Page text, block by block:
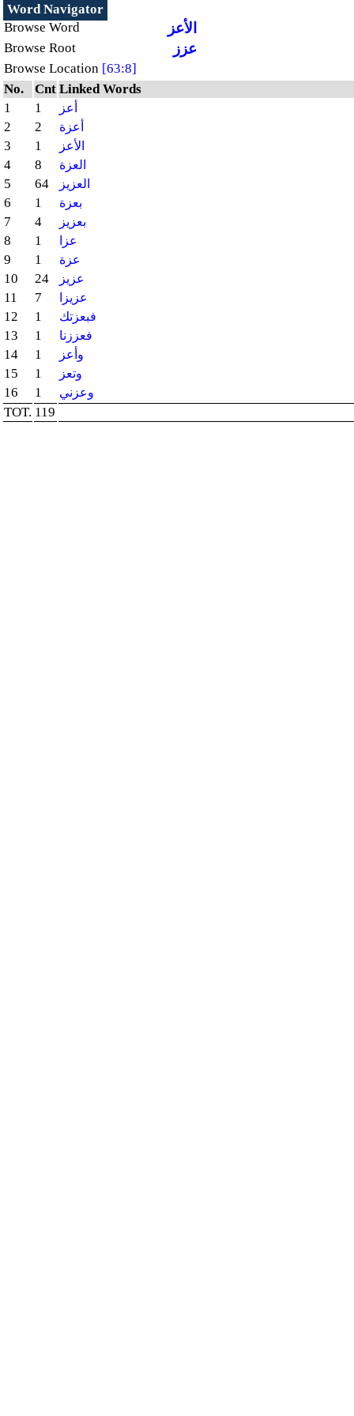
Word Navigator
Browse Word
الأعز
Browse Root عزز
Browse Location [63:8]
No.
Cnt Linked Words
1
1 أعز
2 2 أعزة
3 1 الأعز
4 8 العزة
5 64 العزيز
6 1 بعزة
7 4 بعزيز
8 1 عزا
9 1 عزة
10 24 عزيز
11 7 عزيزا
12 1 فبعزتك
13 1 فعززنا
14 1 وأعز
15 1 وتعز
16 1 وعزني
TOT. 119